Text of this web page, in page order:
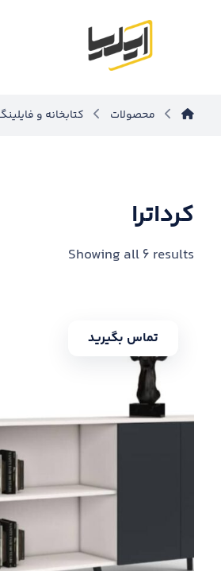
محصولات کتابخانه و
کرداترا
Showing all 6 results
تماس بگیرید